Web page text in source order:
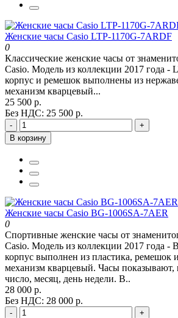
Женские часы Casio LTP-1170G-7ARDF
0
Классические женские часы от
Casio. Модель из коллекции 2017 года -
корпус и ремешок выполнены из
механизм кварцевый...
25 500 р.
Без НДС: 25 500 р.
-
+
В корзину
Женские часы Casio BG-1006SA-7AER
0
Спортивные женские часы от
Casio. Модель из коллекции 2017 года -
корпус выполнен из пластика, ремешок
механизм кварцевый. Часы
число, месяц, день недели. В..
28 000 р.
Без НДС: 28 000 р.
-
+